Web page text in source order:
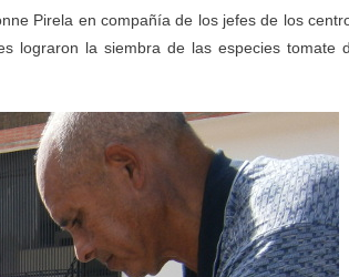
Pirela en compañía de los jefes de los
lograron la siembra de las especies tomate